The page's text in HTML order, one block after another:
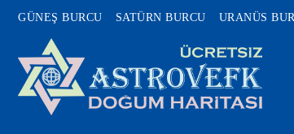
GÜNEŞ BURCU SATÜRN BURCU URANÜS